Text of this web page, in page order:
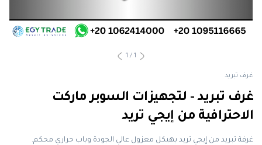
1
/
1
غرف تبريد
غرف تبريد - لتجهيزات السوبر ماركت
الاحترافية من إيجي تريد
غرفة تبريد من إيجي تريد بهيكل معزول عالي الجودة وباب حراري محكم.